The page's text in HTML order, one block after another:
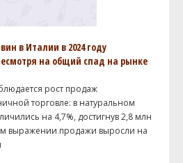
в Италии в 2024 году
на общий спад на рынке
рост продаж
торговле: в натуральном
на 4,7%, достигнув 2,8 млн
выражении продажи выросли на